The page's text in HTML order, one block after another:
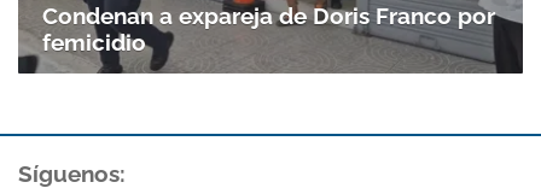
Condenan a expareja de Doris Franco por
femicidio
Síguenos: